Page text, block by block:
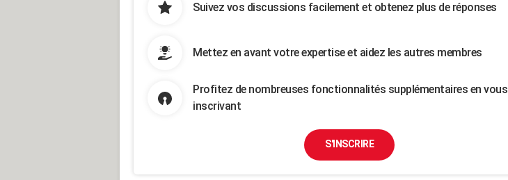
Suivez vos discussions facilement et obtenez plus de réponses
Mettez en avant votre expertise et aidez les autres membres
Profitez de nombreuses fonctionnalités supplémentaires en vous
inscrivant
S'INSCRIRE